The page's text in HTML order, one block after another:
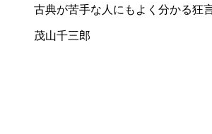
古典が苦手な人にもよく分かる狂
茂山千三郎